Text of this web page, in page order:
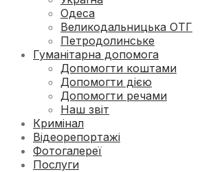
Одеса
Великодальницька ОТГ
Петродолинське
Гуманітарна допомога
Допомогти коштами
Допомогти дією
Допомогти речами
Наш звіт
Кримінал
Відеорепортажі
Фотогалереї
Послуги